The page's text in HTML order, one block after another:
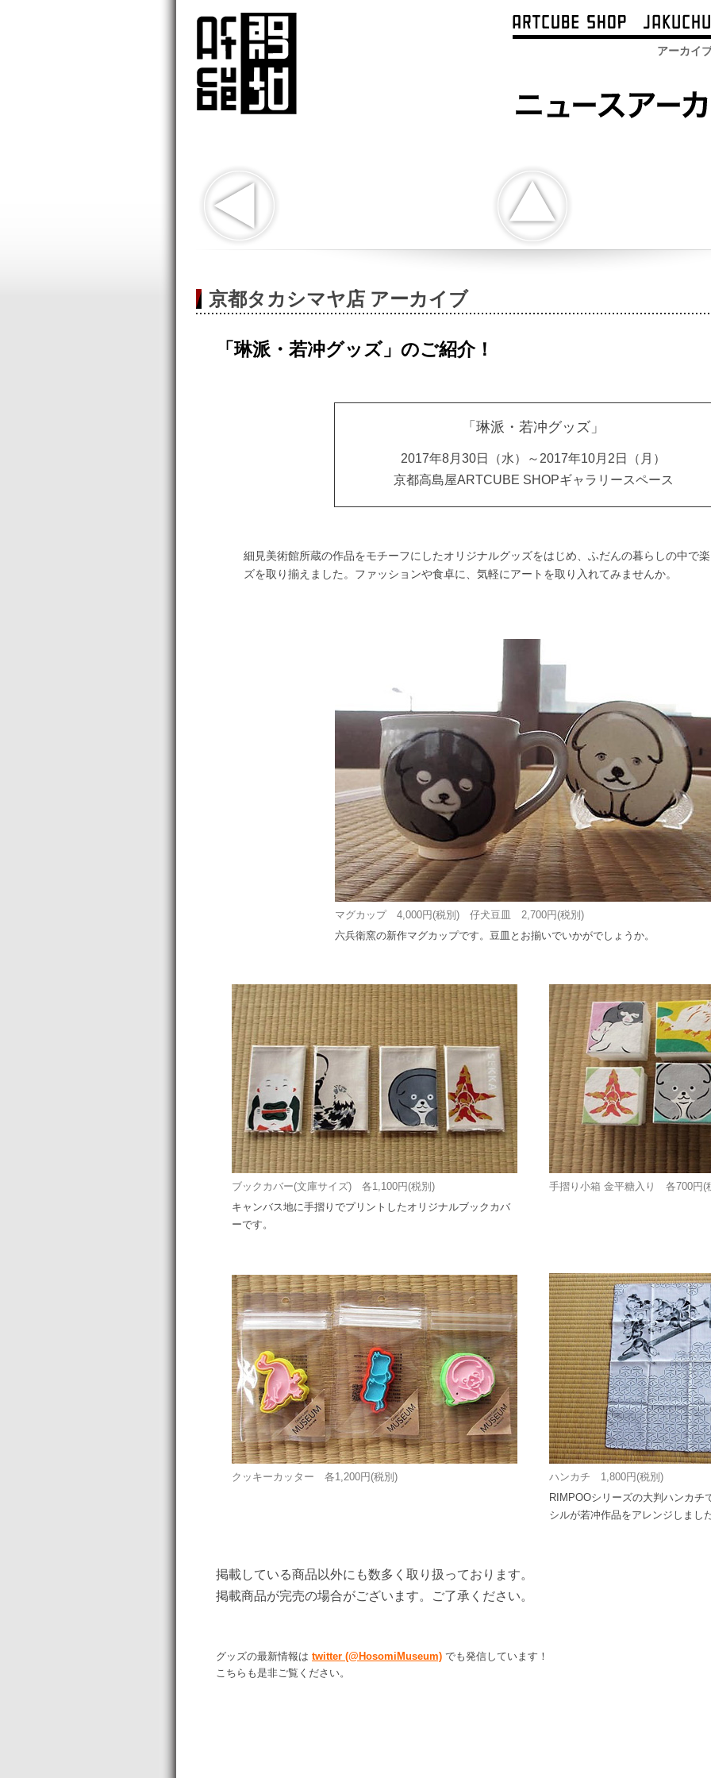
アーカイ
京都タカシマヤ店 アーカイブ
「琳派・若冲グッズ」のご紹介！
「琳派・若冲グッズ」
2017年8月30日（水）～2017年10月2日（月）
京都高島屋ARTCUBE SHOPギャラリースペース
細見美術館所蔵の作品をモチーフにしたオリジナルグッズをはじめ、ふだんの暮らしの中で
ズを取り揃えました。ファッションや食卓に、気軽にアートを取り入れてみませんか。
マグカップ 4,000円(税別) 仔犬豆皿 2,700円(税別)
六兵衛窯の新作マグカップです。豆皿とお揃いでいかがでしょうか。
ブックカバー(文庫サイズ) 各1,100円(税別)
キャンバス地に手摺りでプリントしたオリジナルブックカバ
ーです。
手摺り小箱 金平糖入り 各700
クッキーカッター 各1,200円(税別)
ハンカチ 1,800円(税別)
RIMPOOシリーズの大判ハンカチ
シルが若冲作品をアレンジしまし
掲載している商品以外にも数多く取り扱っております。
掲載商品が完売の場合がございます。ご了承ください。
グッズの最新情報は twitter (@HosomiMuseum) でも発信しています！
こちらも是非ご覧ください。